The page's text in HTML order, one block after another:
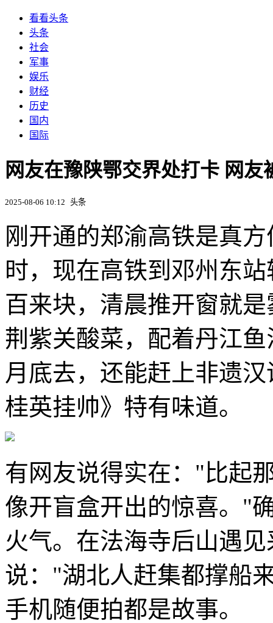
看看头条
头条
社会
军事
娱乐
财经
历史
国内
国际
网友在豫陕鄂交界处打卡 网
2025-08-06 10:12 头条
刚开通的郑渝高铁是真
时，现在高铁到邓州东
百来块，清晨推开窗就
荆紫关酸菜，配着丹江
月底去，还能赶上非遗
桂英挂帅》特有味道。
有网友说得实在："比起
像开盲盒开出的惊喜。"
火气。在法海寺后山遇
说："湖北人赶集都撑船
手机随便拍都是故事。